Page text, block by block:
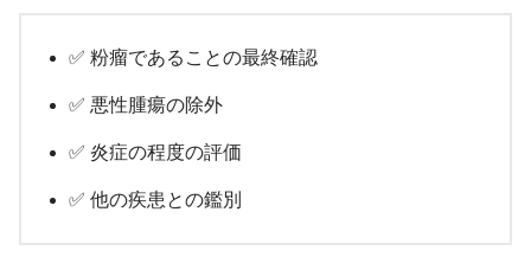
✅ 粉瘤であることの最終確認
✅ 悪性腫瘍の除外
✅ 炎症の程度の評価
✅ 他の疾患との鑑別